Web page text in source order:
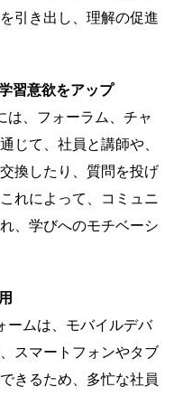
引き出し、理解の促進
習意欲をアップ
は、フォーラム、チャ
じて、社員と講師や、
換したり、質問を投げ
れによって、コミュニ
、学びへのモチベーシ
ームは、モバイルデバ
スマートフォンやタブ
きるため、多忙な社員